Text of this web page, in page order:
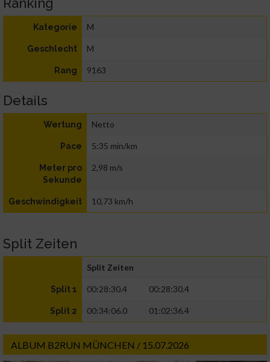
Kategorie M
Geschlecht M
Rang 9163
Details
Wertung Netto
Pace 5:35 min/km
Meter pro
Sekunde
2,98 m/s
Geschwindigkeit 10,73 km/h
Split Zeiten
Split Zeiten
Split 1 00:28:30.4 00:28:30.4
Split 2 00:34:06.0 01:02:36.4
ALBUM B2RUN MÜNCHEN / 15.07.2026